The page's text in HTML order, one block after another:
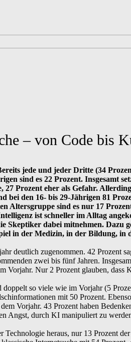
– von Code bis
jede und jeder Dritte (34
sind es 22 Prozent. Insgesamt
Prozent eher als Gefahr.
den 16- bis 29-Jährigen 81
sind es nur 17
ist schneller im Alltag
dabei mitnehmen.
in der Medizin, in der Bildung, in
deutlich zugenommen. 42 Prozent
zwei bis fünf Jahren.
Vorjahr. Nur 2 Prozent glauben,
so viele wie im Vorjahr (5
mit 50 Prozent.
Vorjahr. 43 Prozent haben
Angst, durch KI manipuliert zu
heraus, nur 13 Prozent